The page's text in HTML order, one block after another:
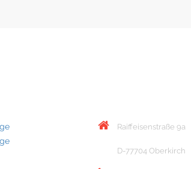
Raiffeisenstraße 9a
D-77704 Oberkirch